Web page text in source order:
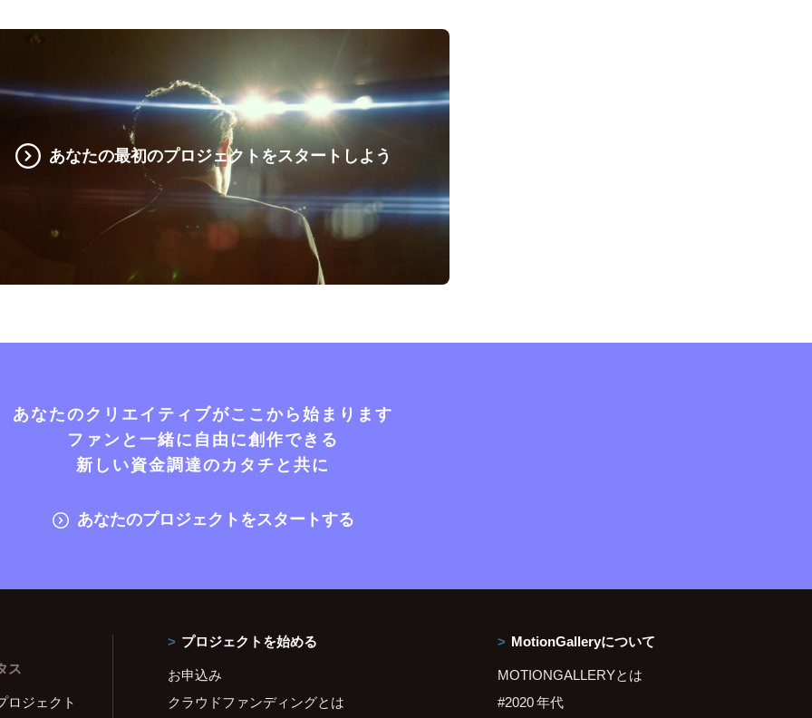
あなたの最初のプロジェクトをスタートしよう
あなたのクリエイティブがここから始まります
ファンと一緒に自由に創作できる
新しい資金調達のカタチと共に
あなたのプロジェクトをスタートする
ス
ロジェクト
プロジェクトを始める
お申込み
クラウドファンディングとは
MotionGalleryについて
MOTIONGALLERYとは
#2020 年代